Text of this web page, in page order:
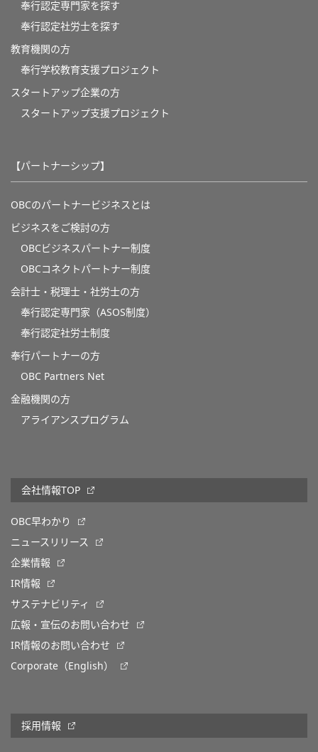
奉行認定専門家を探す
奉行認定社労士を探す
教育機関の方
奉⾏学校教育⽀援プロジェクト
スタートアップ企業の方
スタートアップ支援プロジェクト
【パートナーシップ】
OBCのパートナービジネスとは
ビジネスをご検討の方
OBCビジネスパートナー制度
OBCコネクトパートナー制度
会計士・税理士・社労士の方
奉行認定専門家（ASOS制度）
奉行認定社労士制度
奉行パートナーの方
OBC Partners Net
金融機関の方
アライアンスプログラム
会社情報TOP
OBC早わかり
ニュースリリース
企業情報
IR情報
サステナビリティ
広報・宣伝のお問い合わせ
IR情報のお問い合わせ
Corporate（English）
採用情報